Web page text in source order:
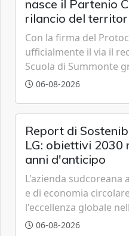
nasce il Partenio
rilancio del
Con la firma del
ufficialmente il via il
Scuola di Summonte
partenariato pubblico-
06-08-2026
Report di
LG: obiettivi 2030
anni d'anticipo
L'azienda sudcoreana
e di economia
l'eccellenza globale
grazie a innovazione,
06-08-2026